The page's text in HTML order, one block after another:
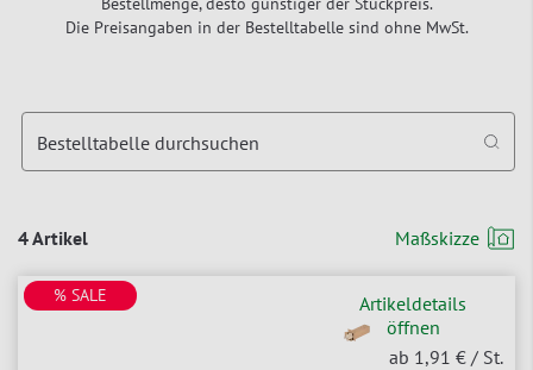
Die Preisangaben in der Bestelltabelle sind ohne MwSt.
4 Artikel Maßskizze
Bestelltabelle durchsuchen
Artikeldetails
öffnen
ab 1,91 € / St.
% SALE